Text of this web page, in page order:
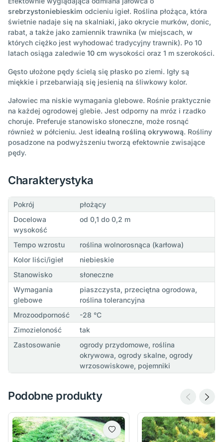
srebrzystoniebieskim odcieniu igieł. Roślina płożąca, która
świetnie nadaje się na skalniaki, jako okrycie murków, donic,
rabat, a także jako zamiennik trawnika (w miejscach, w
których ciężko jest wyhodować tradycyjny trawnik). Po 10
latach osiąga zaledwie 10 cm wysokości oraz 1 m szerokości.
Gęsto ułożone pędy ścielą się płasko po ziemi. Igły są
miękkie i przebarwiają się jesienią na śliwkowy kolor.
Jałowiec ma niskie wymagania glebowe. Rośnie praktycznie
na każdej ogrodowej glebie. Jest odporny na mróz i rzadko
choruje. Preferuje stanowisko słoneczne, może rosnąć
również w półcieniu. Jest idealną rośliną okrywową. Rośliny
posadzone na podwyższeniu tworzą efektownie zwisające
pędy.
Charakterystyka
Pokrój
płożący
Docelowa
wysokość
od 0,1 do 0,2 m
Tempo wzrostu
roślina wolnorosnąca (karłowa)
Kolor liści/igieł
niebieskie
Stanowisko
słoneczne
Wymagania
glebowe
piaszczysta, przeciętna ogrodowa,
roślina tolerancyjna
Mrozoodporność
-28 °C
Zimozieloność
tak
Zastosowanie
ogrody przydomowe, roślina
okrywowa, ogrody skalne, ogrody
wrzosowiskowe, pojemniki
Podobne produkty